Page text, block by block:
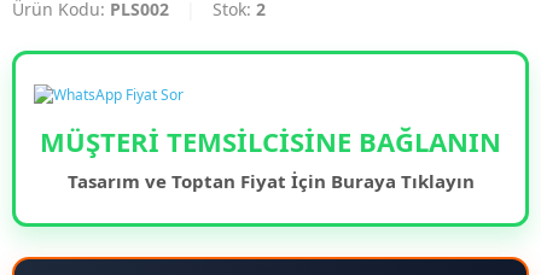
Ürün Kodu: PLS002 Stok: 2
MÜŞTERİ TEMSİLCİSİNE BAĞLANIN
Tasarım ve Toptan Fiyat İçin Buraya Tıklayın